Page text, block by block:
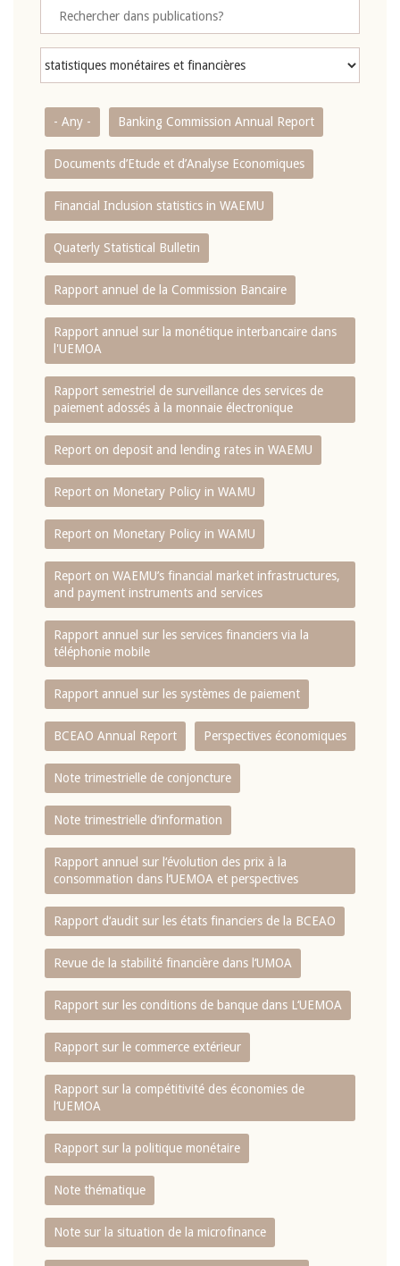
- Any - Banking Commission Annual Report
Documents d’Etude et d’Analyse Economiques
Financial Inclusion statistics in WAEMU
Quaterly Statistical Bulletin
Rapport annuel de la Commission Bancaire
Rapport annuel sur la monétique interbancaire dans
l'UEMOA
Rapport semestriel de surveillance des services de
paiement adossés à la monnaie électronique
Report on deposit and lending rates in WAEMU
Report on Monetary Policy in WAMU
Report on Monetary Policy in WAMU
Report on WAEMU’s financial market infrastructures,
and payment instruments and services
Rapport annuel sur les services financiers via la
téléphonie mobile
Rapport annuel sur les systèmes de paiement
BCEAO Annual Report Perspectives économiques
Note trimestrielle de conjoncture
Note trimestrielle d‘information
Rapport annuel sur l‘évolution des prix à la
consommation dans l‘UEMOA et perspectives
Rapport d‘audit sur les états financiers de la BCEAO
Revue de la stabilité financière dans l‘UMOA
Rapport sur les conditions de banque dans L‘UEMOA
Rapport sur le commerce extérieur
Rapport sur la compétitivité des économies de
l‘UEMOA
Rapport sur la politique monétaire
Note thématique
Note sur la situation de la microfinance